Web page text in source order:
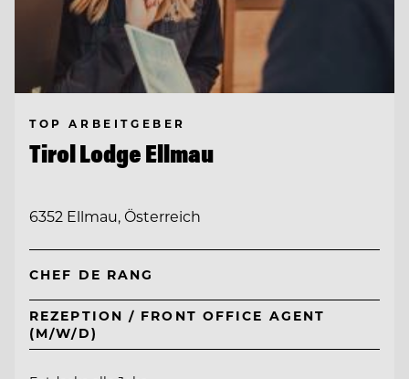
TOP ARBEITGEBER
Tirol Lodge Ellmau
6352 Ellmau, Österreich
CHEF DE RANG
REZEPTION / FRONT OFFICE AGENT
(M/W/D)